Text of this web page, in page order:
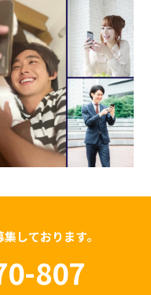
しております。
807